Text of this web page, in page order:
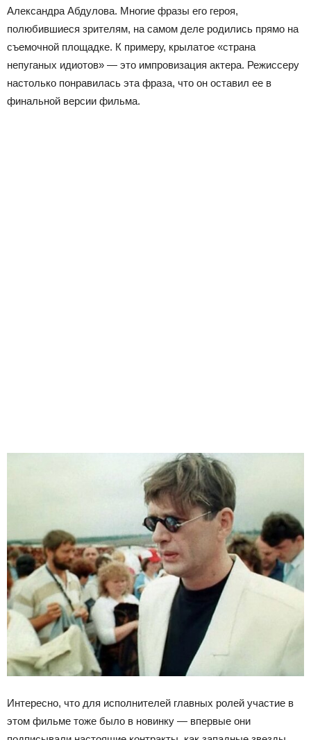
Александра Абдулова. Многие фразы его героя,
полюбившиеся зрителям, на самом деле родились прямо на
съемочной площадке. К примеру, крылатое «страна
непуганых идиотов» — это импровизация актера. Режиссеру
настолько понравилась эта фраза, что он оставил ее в
финальной версии фильма.
Интересно, что для исполнителей главных ролей участие в
этом фильме тоже было в новинку — впервые они